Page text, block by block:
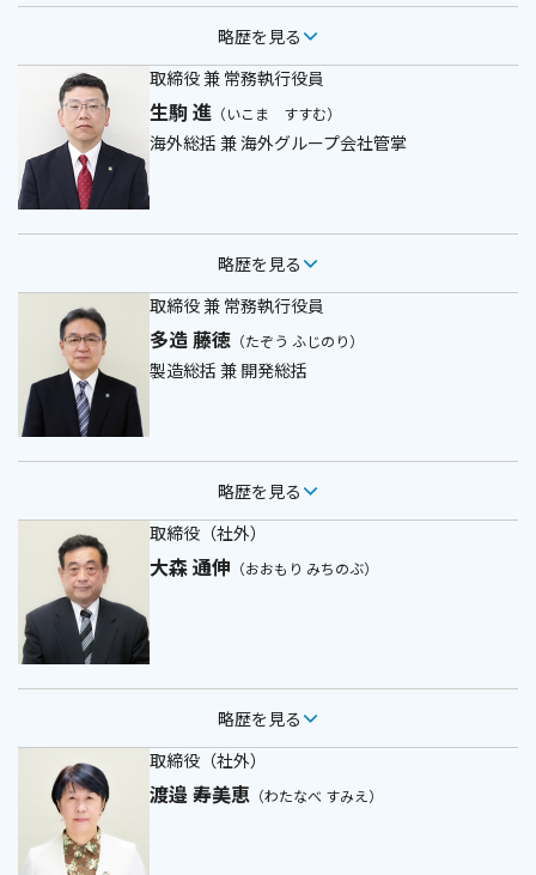
略歴を見る
取締役 兼 常務執行役員
生駒 進 （いこま すすむ）
海外総括 兼 海外グループ会社管掌
略歴を見る
取締役 兼 常務執行役員
多造 藤徳 （たぞう ふじのり）
製造総括 兼 開発総括
略歴を見る
取締役（社外）
大森 通伸 （おおもり みちのぶ）
略歴を見る
取締役（社外）
渡邉 寿美恵 （わたなべ すみえ）